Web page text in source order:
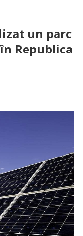
un parc
Republica